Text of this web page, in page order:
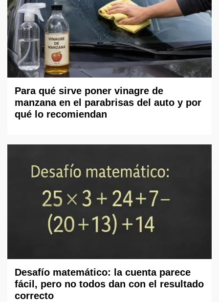
Para qué sirve poner vinagre de
manzana en el parabrisas del auto y por
qué lo recomiendan
Desafío matemático: la cuenta parece
fácil, pero no todos dan con el resultado
correcto